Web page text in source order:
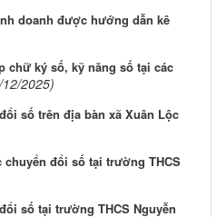
doanh được hướng dẫn kê
chữ ký số, kỹ năng số tại các
2025)
số trên địa bàn xã Xuân Lộc
chuyển đổi số tại trường THCS
số tại trường THCS Nguyễn